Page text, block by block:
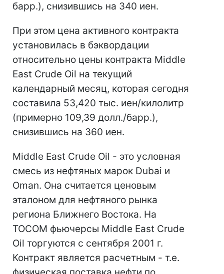
барр.), снизившись на 340 иен.
При этом цена активного контракта
установилась в бэквордации
относительно цены контракта Middle
East Crude Oil на текущий
календарный месяц, которая сегодня
составила 53,420 тыс. иен/килолитр
(примерно 109,39 долл./барр.),
снизившись на 360 иен.
Middle East Crude Oil - это условная
смесь из нефтяных марок Dubai и
Oman. Она считается ценовым
эталоном для нефтяного рынка
региона Ближнего Востока. На
TOCOM фьючерсы Middle East Crude
Oil торгуются с сентября 2001 г.
Контракт является расчетным - т.е.